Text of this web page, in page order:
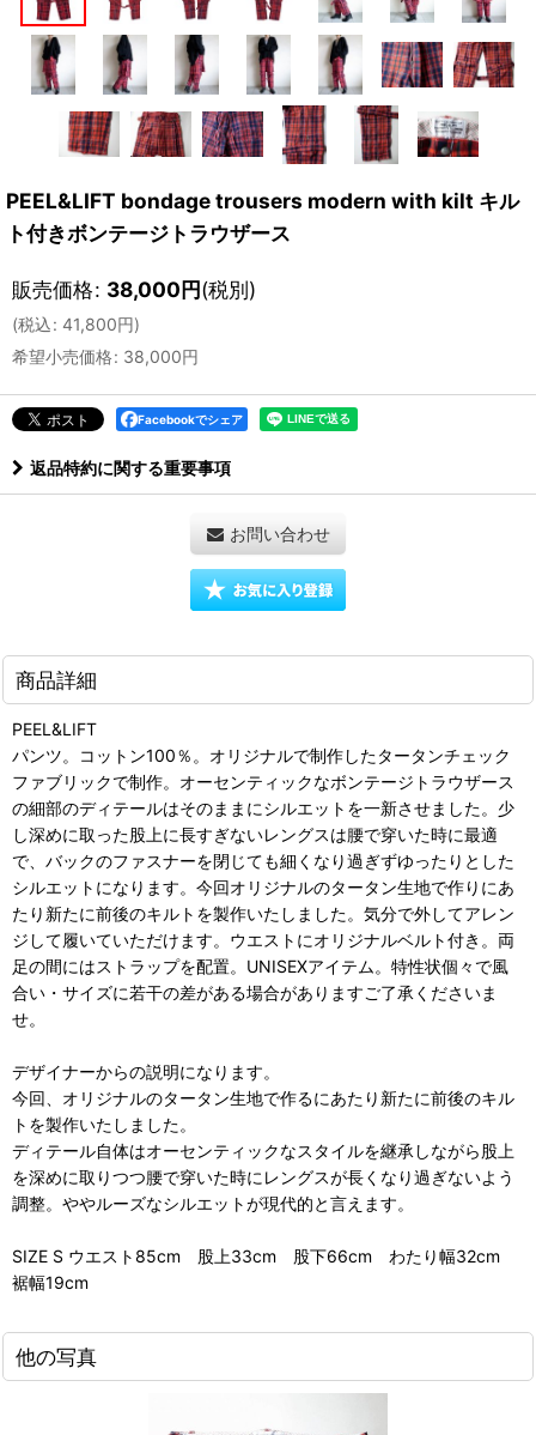
PEEL&LIFT bondage trousers modern with kilt キル
ト付きボンテージトラウザース
販売価格: 38,000円(税別)
(税込: 41,800円)
希望小売価格: 38,000円
Facebookでシェア
返品特約に関する重要事項
お問い合わせ
商品詳細
PEEL&LIFT
パンツ。コットン100％。オリジナルで制作したタータンチェック
ファブリックで制作。オーセンティックなボンテージトラウザース
の細部のディテールはそのままにシルエットを一新させました。少
し深めに取った股上に長すぎないレングスは腰で穿いた時に最適
で、バックのファスナーを閉じても細くなり過ぎずゆったりとした
シルエットになります。今回オリジナルのタータン生地で作りにあ
たり新たに前後のキルトを製作いたしました。気分で外してアレン
ジして履いていただけます。ウエストにオリジナルベルト付き。両
足の間にはストラップを配置。UNISEXアイテム。特性状個々で風
合い・サイズに若干の差がある場合がありますご了承くださいま
せ。
デザイナーからの説明になります。
今回、オリジナルのタータン生地で作るにあたり新たに前後のキル
トを製作いたしました。
ディテール自体はオーセンティックなスタイルを継承しながら股上
を深めに取りつつ腰で穿いた時にレングスが長くなり過ぎないよう
調整。ややルーズなシルエットが現代的と言えます。
SIZE S ウエスト85cm 股上33cm 股下66cm わたり幅32cm
裾幅19cm
他の写真